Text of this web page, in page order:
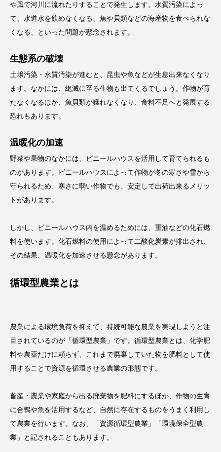
や風で河川に流れたりすることで発生します。水質汚染によっ
て、水道水を飲めなくなる、魚や貝類などの海産物を食べられな
くなる、といった問題が懸念されます。
生態系の破壊
土壌汚染・水質汚染が進むと、昆虫や魚などが生息出来なくなり
ます。なかには、絶滅に至る生物も出てくるでしょう。作物が育
たなくなるほか、魚貝類が獲れなくなり、食料不足へと発展する
恐れもあります。
温暖化の加速
野菜や果物のなかには、ビニールハウスを活用して育てられるも
のがあります。ビニールハウスによって作物が冬の寒さや雪から
守られるため、寒さに弱い作物でも、安定して出荷出来るメリッ
トがあります。
しかし、ビニールハウス内を温めるためには、重油などの化石燃
料を使います。化石燃料の使用によって二酸化炭素が排出され、
その結果、温暖化を加速させる懸念があります。
循環型農業とは
農業による環境負荷を抑えて、持続可能な農業を実現しようと注
目されているのが「循環型農業」です。循環型農業とは、化学肥
料や農薬だけに頼らず、これまで廃棄していた物を肥料として使
用することで資源を循環させる農業の形態です。
畜産・農業や家庭から出る廃棄物を肥料にするほか、作物の生育
に合鴨や魚を活用するなど、自然に存在するものをうまく利用し
て農業を行います。なお、「資源循環型農業」「環境保全型農
業」と記されることもあります。